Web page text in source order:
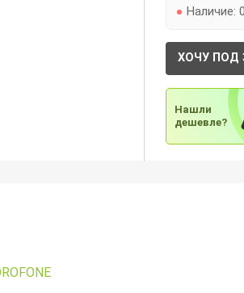
Наличие:
ХОЧУ ПОД
Нашли
дешевле?